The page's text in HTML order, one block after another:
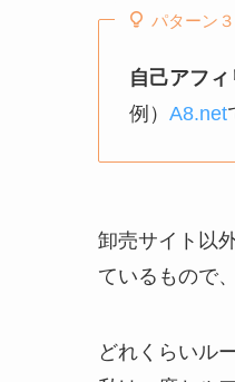
パターン３
自己アフィ
例） A8.net
卸売サイト以
ているもので
どれくらいル